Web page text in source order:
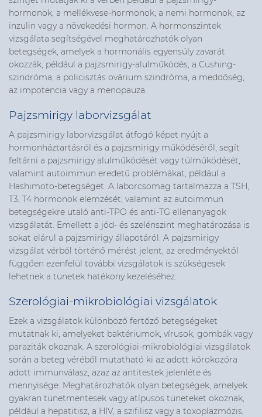
hormonok, a mellékvese-hormonok, a nemi hormonok, az
inzulin vagy a növekedési hormon. A hormonszintek
vizsgálata segítségével meghatározhatók olyan
betegségek, amelyek a hormonális egyensúly zavarát
okozzák, például a pajzsmirigy-alulműködés, a Cushing-
szindróma, a policisztás ovárium szindróma, a meddőség,
az impotencia vagy a menopauza.
Pajzsmirigy laborvizsgálat
A pajzsmirigy laborvizsgálat átfogó képet nyújt a
hormonháztartásról és a pajzsmirigy működéséről, segít
feltárni a pajzsmirigy alulműködését vagy túlműködését,
valamint autoimmun eredetű problémákat, például a
Hashimoto-betegséget. A laborcsomag tartalmazza a TSH,
T3, T4 hormonok elemzését, valamint az autoimmun
betegségekre utaló anti-TPO és anti-TG ellenanyagok
vizsgálatát. Emellett a jód- és szelénszint meghatározása is
sokat elárul a pajzsmirigy állapotáról. A pajzsmirigy
vizsgálat vérből történő mérést jelent, az eredményektől
függően ezenfelül további vizsgálatok is szükségesek
lehetnek a tünetek hatékony kezeléséhez.
Szerológiai-mikrobiológiai vizsgálatok
Ezek a vizsgálatok különböző fertőző betegségeket
mutatnak ki, amelyeket baktériumok, vírusok, gombák vagy
paraziták okoznak. A szerológiai-mikrobiológiai vizsgálatok
során a beteg véréből mutatható ki az adott kórokozóra
adott immunválasz, azaz az antitestek jelenléte és
mennyisége. Meghatározhatók olyan betegségek, amelyek
gyakran tünetmentesek vagy atípusos tüneteket okoznak,
például a hepatitisz, a HIV, a szifilisz vagy a toxoplazmózis,